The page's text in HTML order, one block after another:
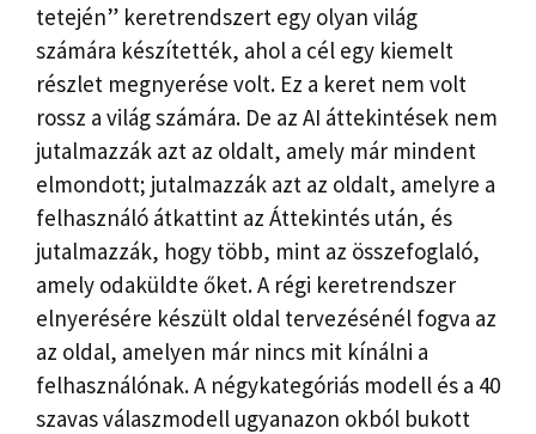
tetején” keretrendszert egy olyan világ
számára készítették, ahol a cél egy kiemelt
részlet megnyerése volt. Ez a keret nem volt
rossz a világ számára. De az AI áttekintések nem
jutalmazzák azt az oldalt, amely már mindent
elmondott; jutalmazzák azt az oldalt, amelyre a
felhasználó átkattint az Áttekintés után, és
jutalmazzák, hogy több, mint az összefoglaló,
amely odaküldte őket. A régi keretrendszer
elnyerésére készült oldal tervezésénél fogva az
az oldal, amelyen már nincs mit kínálni a
felhasználónak. A négykategóriás modell és a 40
szavas válaszmodell ugyanazon okból bukott